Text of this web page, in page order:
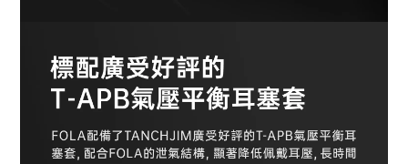
BUY NOW